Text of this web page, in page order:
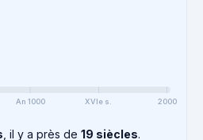
An 1000 XVIe s. 2000
, il y a près de 19 siècles.